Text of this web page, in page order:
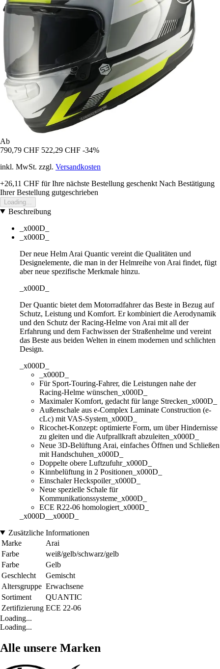
Ab
790,79 CHF 522,29 CHF -34%
inkl. MwSt. zzgl. Versandkosten
+26,11 CHF für Ihre nächste Bestellung geschenkt Nach Bestätigung
Ihrer Bestellung gutgeschrieben
Loading...
Beschreibung
_x000D_
_x000D_
Der neue Helm Arai Quantic vereint die Qualitäten und
Designelemente, die man in der Helmreihe von Arai findet, fügt
aber neue spezifische Merkmale hinzu.
_x000D_
Der Quantic bietet dem Motorradfahrer das Beste in Bezug auf
Schutz, Leistung und Komfort. Er kombiniert die Aerodynamik
und den Schutz der Racing-Helme von Arai mit all der
Erfahrung und dem Fachwissen der Straßenhelme und vereint
das Beste aus beiden Welten in einem modernen und schlichten
Design.
_x000D_
_x000D_
Für Sport-Touring-Fahrer, die Leistungen nahe der
Racing-Helme wünschen_x000D_
Maximaler Komfort, gedacht für lange Strecken_x000D_
Außenschale aus e-Complex Laminate Construction (e-
cLc) mit VAS-System_x000D_
Ricochet-Konzept: optimierte Form, um über Hindernisse
zu gleiten und die Aufprallkraft abzuleiten_x000D_
Neue 3D-Belüftung Arai, einfaches Öffnen und Schließen
mit Handschuhen_x000D_
Doppelte obere Luftzufuhr_x000D_
Kinnbelüftung in 2 Positionen_x000D_
Einschaler Heckspoiler_x000D_
Neue spezielle Schale für
Kommunikationssysteme_x000D_
ECE R22-06 homologiert_x000D_
_x000D__x000D_
Zusätzliche Informationen
Marke
Arai
Farbe
weiß/gelb/schwarz/gelb
Farbe
Gelb
Geschlecht
Gemischt
Altersgruppe Erwachsene
Sortiment
QUANTIC
Zertifizierung ECE 22-06
Loading...
Loading...
Alle unsere Marken